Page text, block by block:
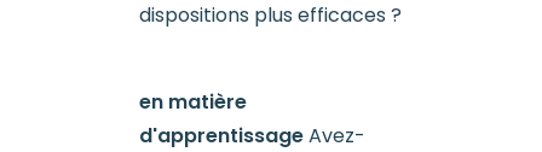
dispositions plus efficaces ?
en matière
d'apprentissageAvez-